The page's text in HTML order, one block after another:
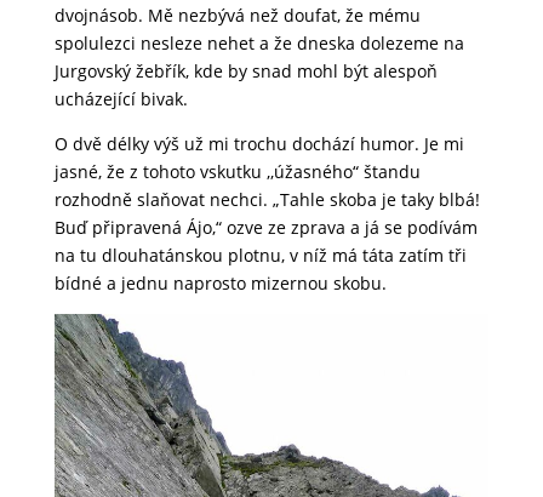
dvojnásob. Mě nezbývá než doufat, že mému
spolulezci nesleze nehet a že dneska dolezeme na
Jurgovský žebřík, kde by snad mohl být alespoň
ucházející bivak.
O dvě délky výš už mi trochu dochází humor. Je mi
jasné, že z tohoto vskutku ,,úžasného“ štandu
rozhodně slaňovat nechci. „Tahle skoba je taky blbá!
Buď připravená Ájo,“ ozve ze zprava a já se podívám
na tu dlouhatánskou plotnu, v níž má táta zatím tři
bídné a jednu naprosto mizernou skobu.